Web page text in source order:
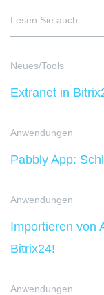
Lesen Sie auch
Neues/Tools
Extranet in
Anwendungen
Pabbly App:
Anwendungen
Importieren von
Bitrix24!
Anwendungen